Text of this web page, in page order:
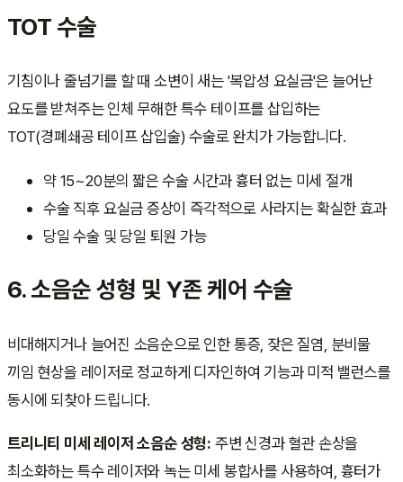
TOT 수술
기침이나 줄넘기를 할 때 소변이 새는 '복압성 요실금'은 늘어난
요도를 받쳐주는 인체 무해한 특수 테이프를 삽입하는
TOT(경폐쇄공 테이프 삽입술) 수술로 완치가 가능합니다.
약 15~20분의 짧은 수술 시간과 흉터 없는 미세 절개
수술 직후 요실금 증상이 즉각적으로 사라지는 확실한 효과
당일 수술 및 당일 퇴원 가능
6. 소음순 성형 및 Y존 케어 수술
비대해지거나 늘어진 소음순으로 인한 통증, 잦은 질염, 분비물
끼임 현상을 레이저로 정교하게 디자인하여 기능과 미적 밸런스를
동시에 되찾아 드립니다.
트리니티 미세 레이저 소음순 성형: 주변 신경과 혈관 손상을
최소화하는 특수 레이저와 녹는 미세 봉합사를 사용하여, 흉터가